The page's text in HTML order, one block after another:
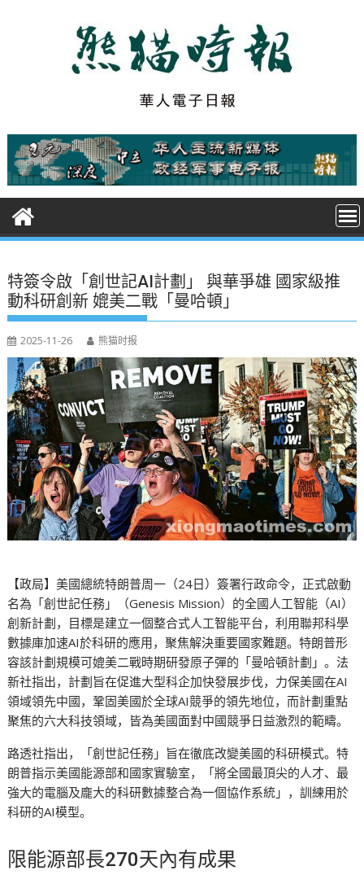
t
特簽令啟「創世記AI計劃」 與華爭雄 國家級推
動科研創新 媲美二戰「曼哈頓」
2025-11-26 熊猫时报
【政局】美國總統特朗普周一（24日）簽署行政命令，正式啟動
名為「創世記任務」（Genesis Mission）的全國人工智能（AI）
創新計劃，目標是建立一個整合式人工智能平台，利用聯邦科學
數據庫加速AI於科研的應用，聚焦解決重要國家難題。特朗普形
容該計劃規模可媲美二戰時期研發原子彈的「曼哈頓計劃」。法
新社指出，計劃旨在促進大型科企加快發展步伐，力保美國在AI
領域領先中國，鞏固美國於全球AI競爭的領先地位，而計劃重點
聚焦的六大科技領域，皆為美國面對中國競爭日益激烈的範疇。
路透社指出，「創世記任務」旨在徹底改變美國的科研模式。特
朗普指示美國能源部和國家實驗室，「將全國最頂尖的人才、最
強大的電腦及龐大的科研數據整合為一個協作系統」，訓練用於
科研的AI模型。
限能源部長270天內有成果